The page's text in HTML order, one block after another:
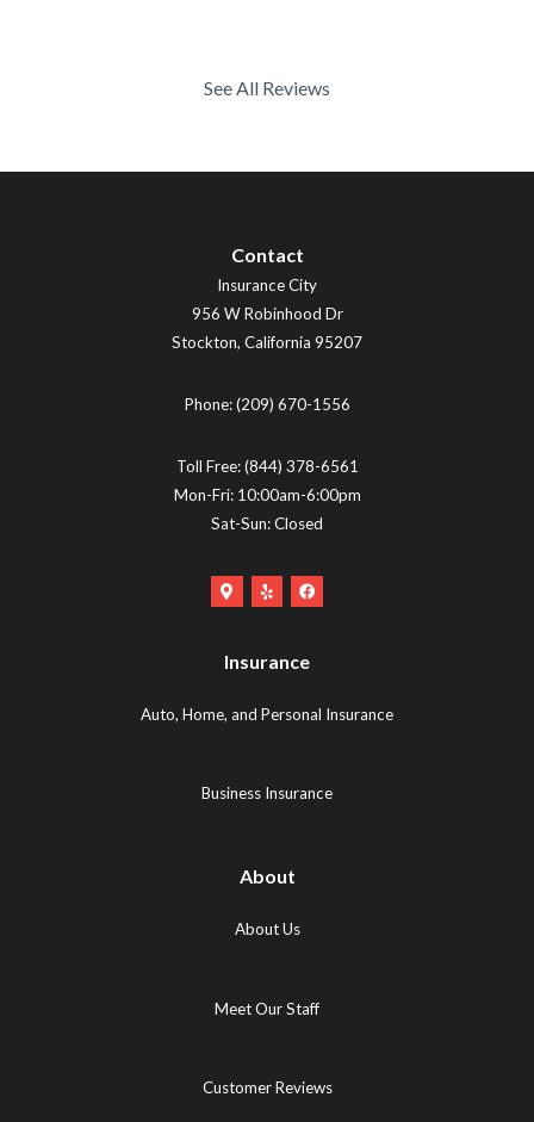
See All Reviews
Contact
Insurance City
956 W Robinhood Dr
Stockton, California 95207
Phone:(209) 670-1556
Toll Free:(844) 378-6561
Mon-Fri: 10:00am-6:00pm
Sat-Sun: Closed
Google
Logo
in
Yelp
new
Facebook
new
Insurance
Auto, Home, and Personal Insurance
Business Insurance
About
About Us
Meet Our Staff
Customer Reviews